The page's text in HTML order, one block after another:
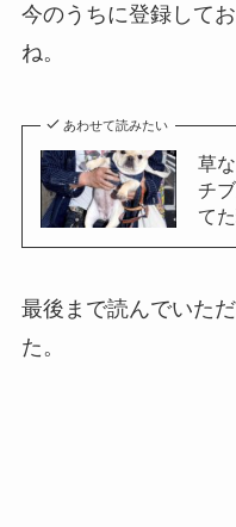
今のうちに登録して
ね。
あわせて読みたい
草
チ
て
最後まで読んでいた
た。